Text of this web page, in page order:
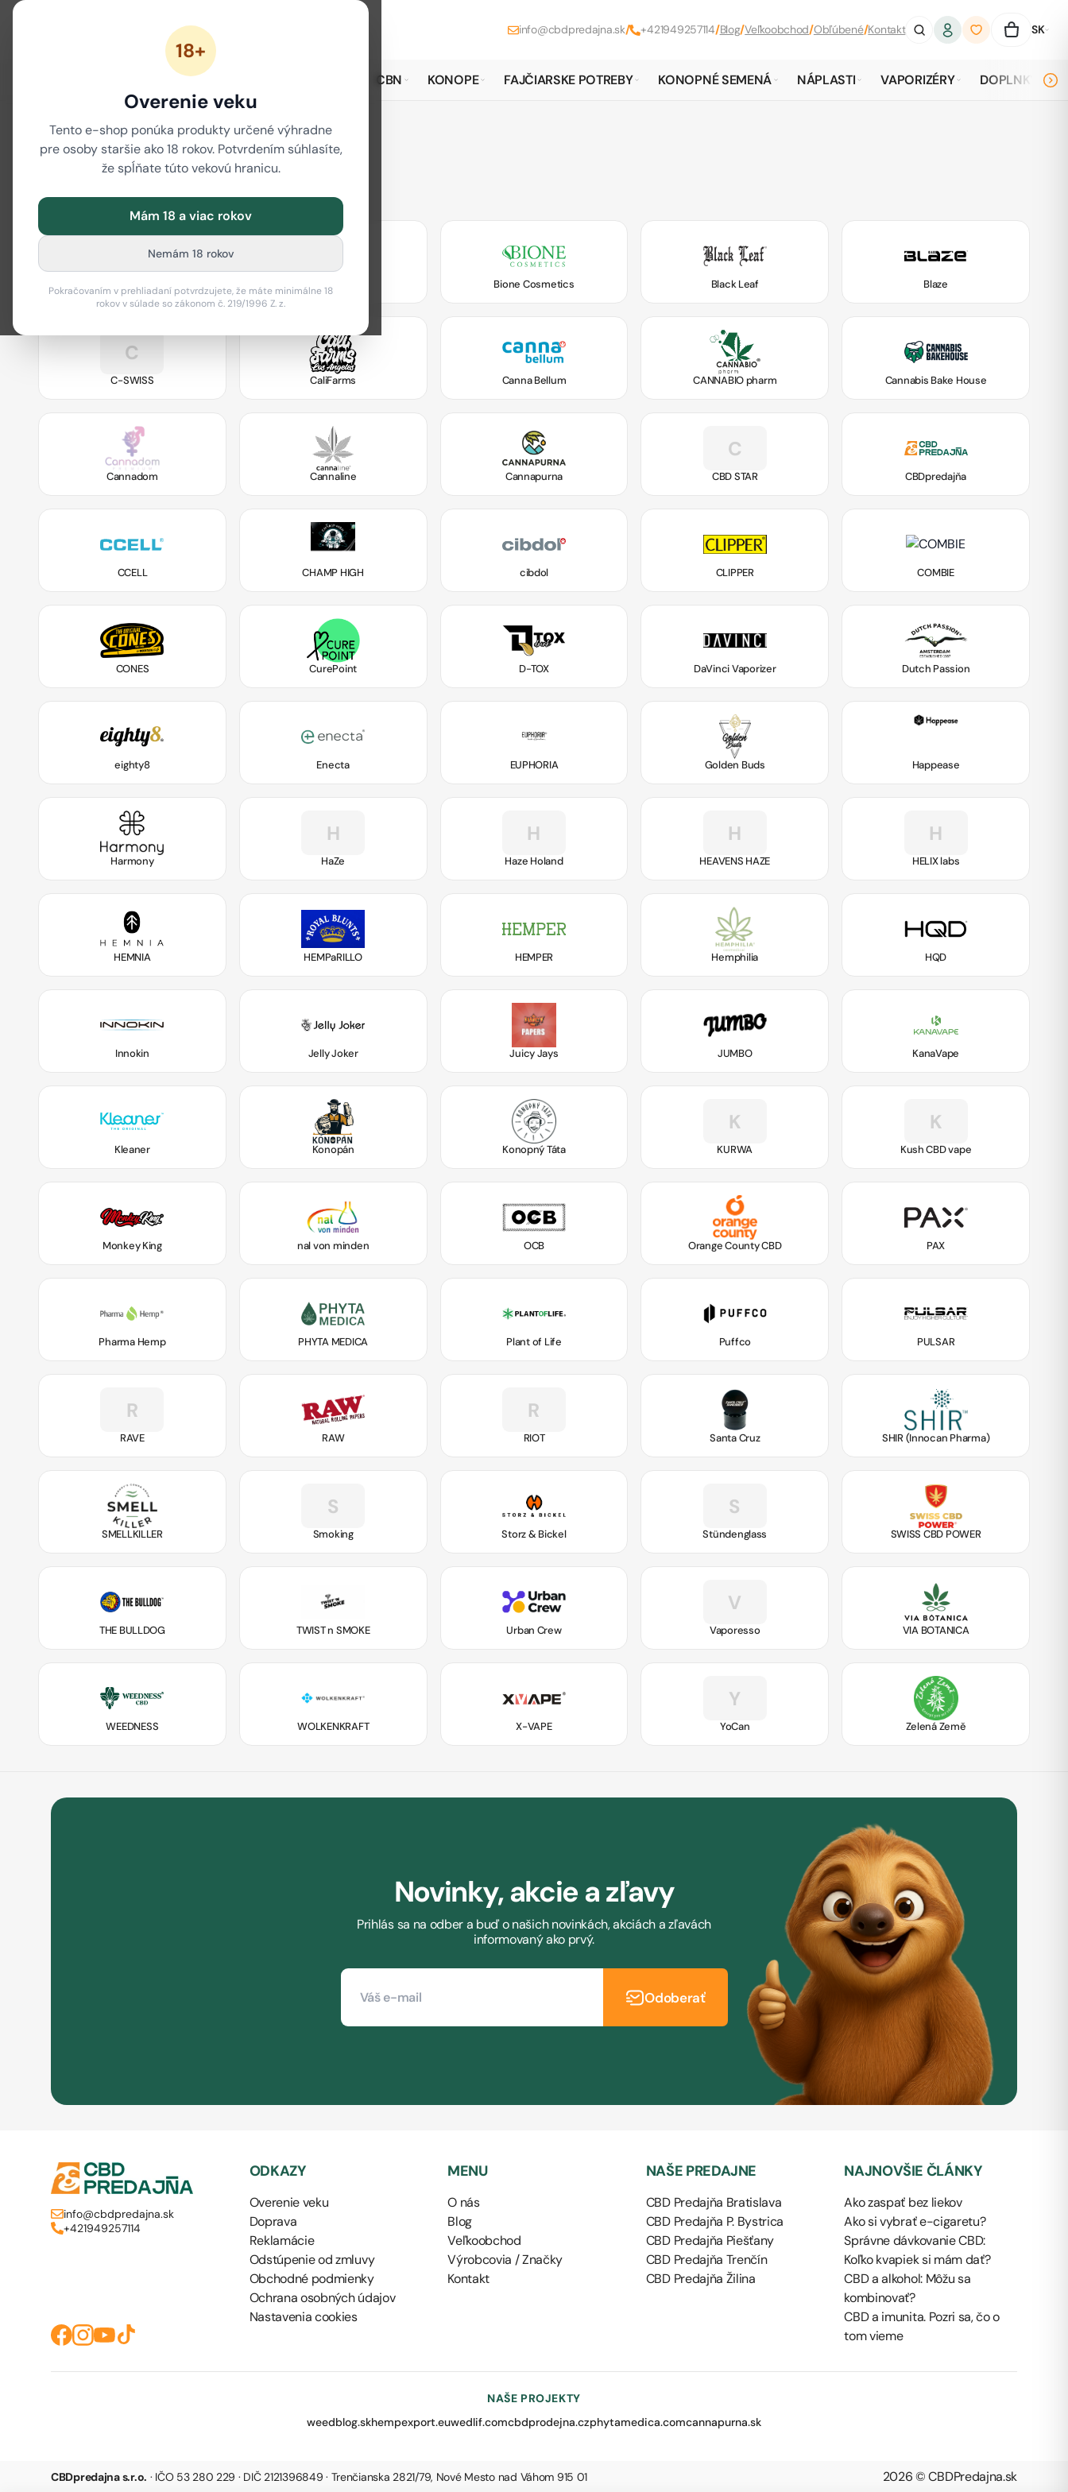
18+
Overenie veku
Tento e-shop ponúka produkty určené výhradne
pre osoby staršie ako 18 rokov. Potvrdením súhlasíte,
že spĺňate túto vekovú hranicu.
Mám 18 a viac rokov
Nemám 18 rokov
Pokračovaním v prehliadaní potvrdzujete, že máte minimálne 18
rokov v súlade so zákonom č. 219/1996 Z. z.
info@cbdpredajna.sk/ +421949257114/Blog/Veľkoobchod/Obľúbené/Kontakt SK
NOVÉ CANNABINOIDY CBN KONOPE FAJČIARSKE POTREBY KONOPNÉ SEMENÁ NÁPLASTI VAPORIZÉRY DOPLNKY
Domov / Značky
Značky
80 značiek
actiTube Best Buds Bione Cosmetics Black Leaf Blaze
C
C-SWISS CaliFarms Canna Bellum CANNABIO pharm Cannabis Bake House
Cannadom Cannaline Cannapurna
C
CBD STAR CBDpredajňa
CCELL CHAMP HIGH cibdol CLIPPER COMBIE
CONES CurePoint D-TOX DaVinci Vaporizer Dutch Passion
eighty8 Enecta EUPHORIA Golden Buds Happease
Harmony
H
HaZe
H
Haze Holand
H
HEAVENS HAZE
H
HELIX labs
HEMNIA HEMPaRILLO HEMPER Hemphilia HQD
Innokin Jelly Joker Juicy Jays JUMBO KanaVape
Kleaner Konopán Konopný Táta
K
KURWA
K
Kush CBD vape
Monkey King nal von minden OCB Orange County CBD PAX
Pharma Hemp PHYTA MEDICA Plant of Life Puffco PULSAR
R
RAVE RAW
R
RIOT Santa Cruz SHIR (Innocan Pharma)
SMELLKILLER
S
Smoking Storz & Bickel
S
Stündenglass SWISS CBD POWER
THE BULLDOG TWIST n SMOKE Urban Crew
V
Vaporesso VIA BOTANICA
WEEDNESS WOLKENKRAFT X-VAPE
Y
YoCan Zelená Země
Novinky, akcie a zľavy
Prihlás sa na odber a buď o našich novinkách, akciách a zľavách
informovaný ako prvý.
Odoberať
info@cbdpredajna.sk
+421949257114
ODKAZY
Overenie veku
Doprava
Reklamácie
Odstúpenie od zmluvy
Obchodné podmienky
Ochrana osobných údajov
Nastavenia cookies
MENU
O nás
Blog
Veľkoobchod
Výrobcovia / Značky
Kontakt
NAŠE PREDAJNE
CBD Predajňa Bratislava
CBD Predajňa P. Bystrica
CBD Predajňa Piešťany
CBD Predajňa Trenčín
CBD Predajňa Žilina
NAJNOVŠIE ČLÁNKY
Ako zaspať bez liekov
Ako si vybrať e-cigaretu?
Správne dávkovanie CBD:
Koľko kvapiek si mám dať?
CBD a alkohol: Môžu sa
kombinovať?
CBD a imunita. Pozri sa, čo o
tom vieme
NAŠE PROJEKTY
weedblog.skhempexport.euwedlif.comcbdprodejna.czphytamedica.comcannapurna.sk
CBDpredajna s.r.o. · IČO 53 280 229 · DIČ 2121396849 · Trenčianska 2821/79, Nové Mesto nad Váhom 915 01 2026 © CBDPredajna.sk